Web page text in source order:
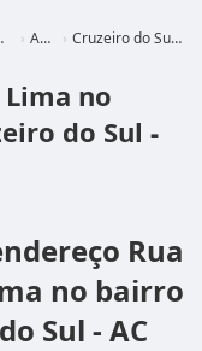
Acre Cruzeiro do Sul - AC
no
do Sul -
Rua
no bairro
Sul - AC